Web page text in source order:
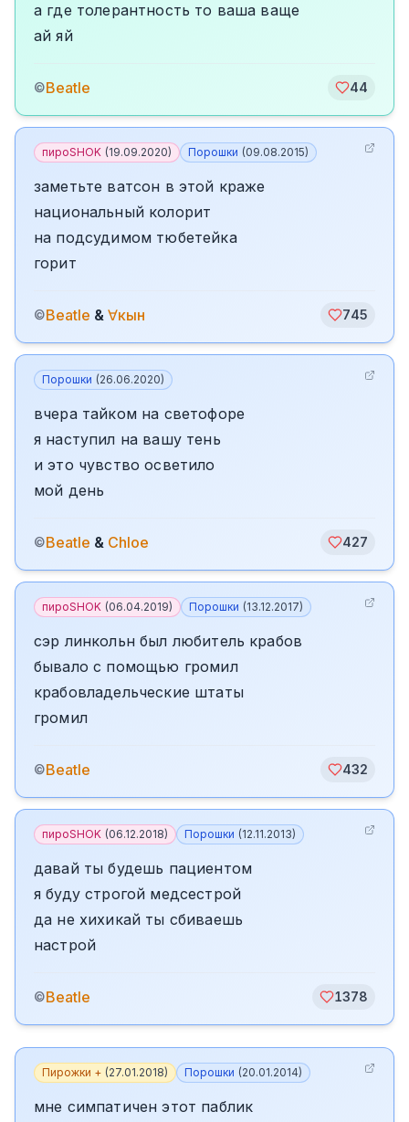
а где толерантность то ваша ваще
ай яй
©Beatle 44
пироSHOK (19.09.2020) Порошки (09.08.2015)
заметьте ватсон в этой краже
национальный колорит
на подсудимом тюбетейка
горит
©Beatle & ∀кын 745
Порошки (26.06.2020)
вчера тайком на светофоре
я наступил на вашу тень
и это чувство осветило
мой день
©Beatle & Chloe 427
пироSHOK (06.04.2019) Порошки (13.12.2017)
сэр линкольн был любитель крабов
бывало с помощью громил
крабовладельческие штаты
громил
©Beatle 432
пироSHOK (06.12.2018) Порошки (12.11.2013)
давай ты будешь пациентом
я буду строгой медсестрой
да не хихикай ты сбиваешь
настрой
©Beatle 1378
Пирожки + (27.01.2018) Порошки (20.01.2014)
мне симпатичен этот паблик